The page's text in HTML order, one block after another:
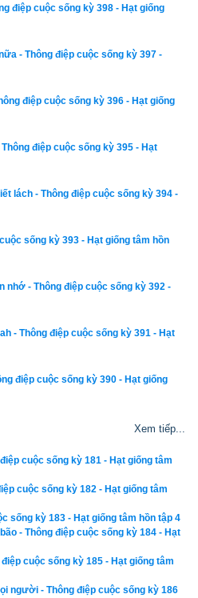
sẽ gọi để hỏi tại sao. Những
đã được trả tiền trước. Chồng cô
Ông ấy đã trả tiền cho tất cả hoa
năm sau. Thêm một việc nữa
kèm theo bó hoa do chính tay
đây. "
tiệm hoa, gác máy và khóc. Tay
"Em yêu! Anh biết đã là một năm
em không quá khó khăn vượt
buồn. Anh yêu em nhiều hơn
Em là một người vợ hoàn hảo.
nhưng em hãy cố gắng đừng
đến em vào ngày Valentine mỗi
em hãy nghĩ đến những điều
ta được ban tặng. Anh luôn yêu
Hãy tìm niềm vui cho mình em
dễ dàng, nhưng anh hy vọng em
ấy chỉ ngưng xuất hiện khi em
người giao hoa ngừng bấm
đến năm lần trong ngày, trong
Nhưng sau lần cuối cùng, anh
đến nơi em đã chỉ dẫn, nơi em
Hạt giống tâm hồn kích vào
truy cập lịch vạn niên trên
của chúng tôi không chỉ có các
điệp cuộc sống kỳ 398 - Hạt giống
- Thông điệp cuộc sống kỳ 397 -
điệp cuộc sống kỳ 396 - Hạt giống
điệp cuộc sống kỳ 395 - Hạt
lách - Thông điệp cuộc sống kỳ 394 -
sống kỳ 393 - Hạt giống tâm hồn
nhớ - Thông điệp cuộc sống kỳ 392 -
- Thông điệp cuộc sống kỳ 391 - Hạt
điệp cuộc sống kỳ 390 - Hạt giống
Xem tiếp...
cuộc sống kỳ 181 - Hạt giống tâm
cuộc sống kỳ 182 - Hạt giống tâm
sống kỳ 183 - Hạt giống tâm hồn tập 4
- Thông điệp cuộc sống kỳ 184 - Hạt
cuộc sống kỳ 185 - Hạt giống tâm
người - Thông điệp cuộc sống kỳ 186